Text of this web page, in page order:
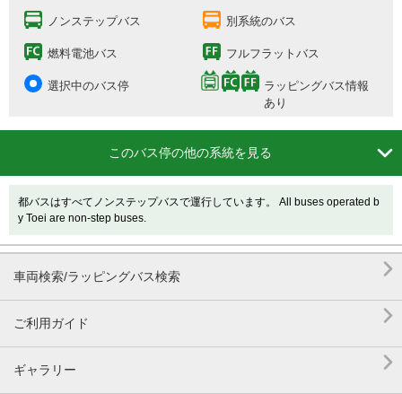
ノンステップバス 別系統のバス
燃料電池バス フルフラットバス
選択中のバス停
ラッピングバス情報
あり
このバス停の他の系統を見る 
都バスはすべてノンステップバスで運行しています。 All buses operated b
y Toei are non-step buses.
車両検索/ラッピングバス検索 
ご利用ガイド 
ギャラリー 